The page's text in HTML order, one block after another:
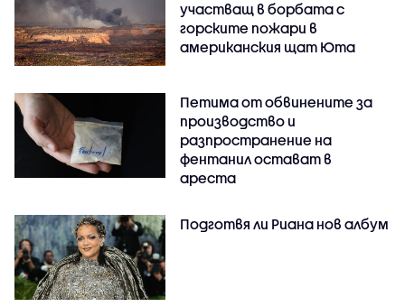
участващ в борбата с
горските пожари в
американския щат Юта
Петима от обвинените за
производство и
разпространение на
фентанил остават в
ареста
Подготвя ли Риана нов албум